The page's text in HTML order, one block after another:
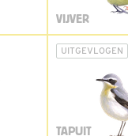
VIJVER
UITGEVLOGEN
TAPUIT